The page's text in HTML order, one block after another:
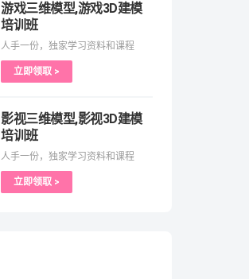
游戏三维模型,游戏3D建模
培训班
人手一份，独家学习资料和课程
立即领取 >
影视三维模型,影视3D建模
培训班
人手一份，独家学习资料和课程
立即领取 >